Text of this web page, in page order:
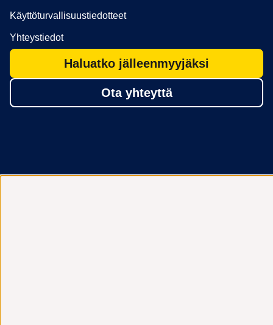
Käyttöturvallisuustiedotteet
Yhteystiedot
Haluatko jälleenmyyjäksi
Ota yhteyttä